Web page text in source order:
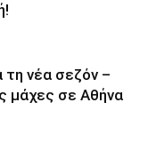
τη νέα σεζόν –
μάχες σε Αθήνα